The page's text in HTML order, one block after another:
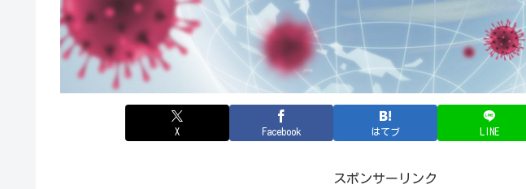
X Facebook はてブ LINE
スポンサーリンク